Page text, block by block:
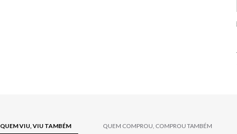
QUEM VIU, VIU TAMBÉM QUEM COMPROU, COMPROU TAMBÉM